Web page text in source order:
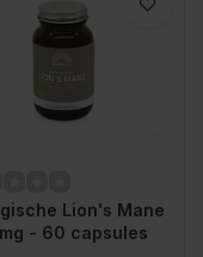
Lion's Mane
- 60 capsules